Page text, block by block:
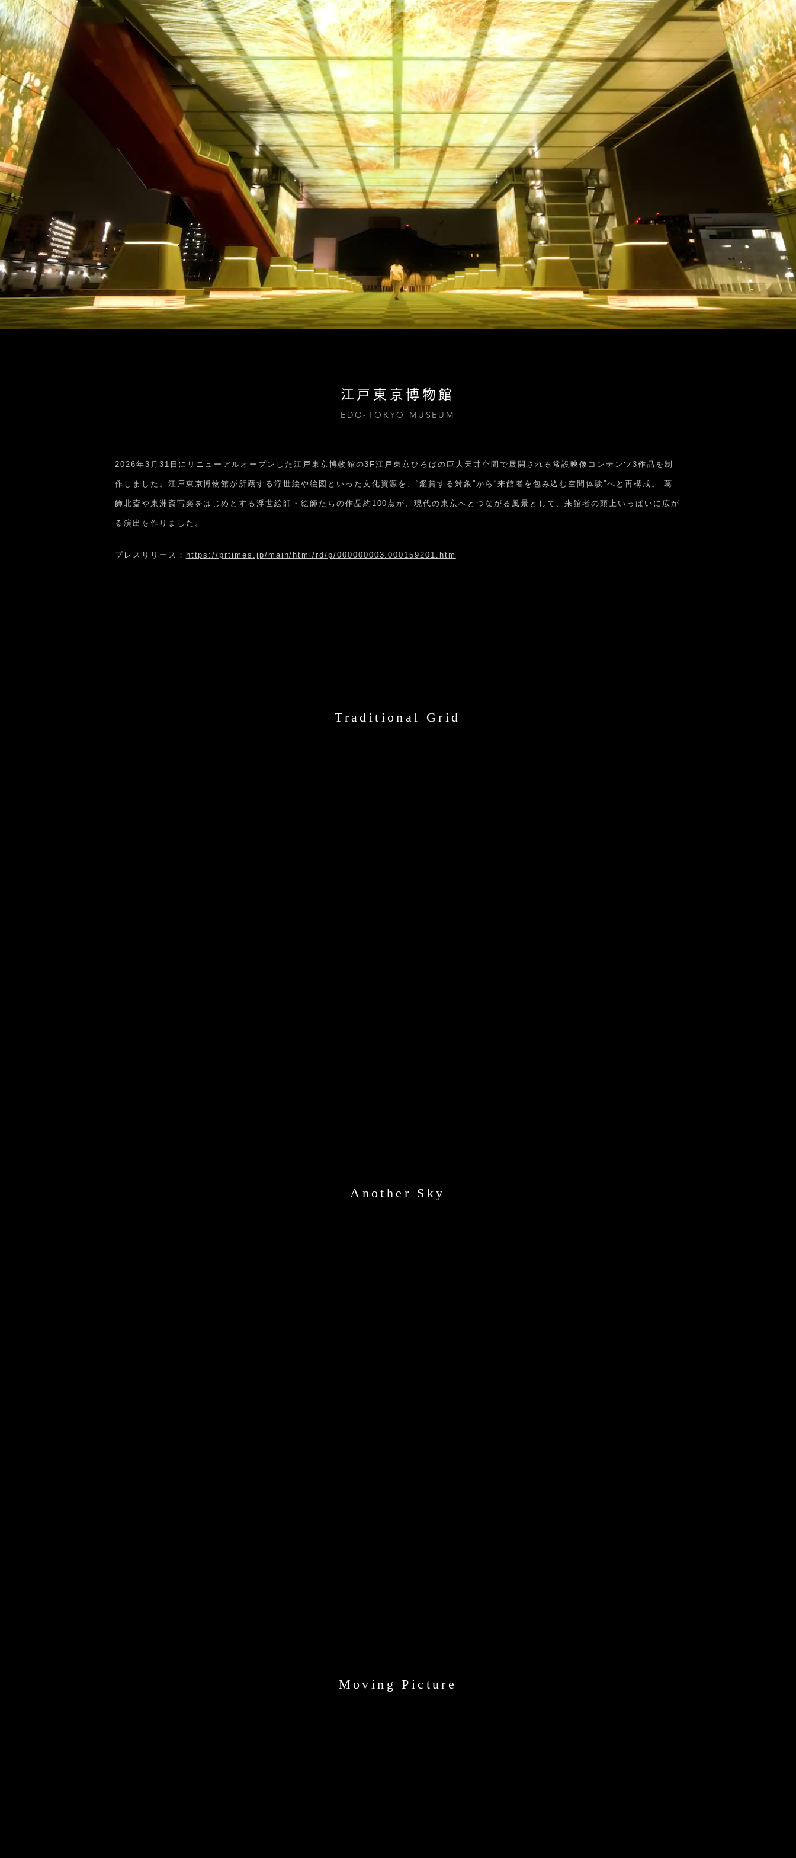
江戸東京博物館
EDO-TOKYO MUSEUM
2026年3月31日にリニューアルオープンした江戸東京博物館の3F江戸東京ひろばの巨大天井空間で展開される常設映像コンテンツ3作品を制
作しました。江戸東京博物館が所蔵する浮世絵や絵図といった文化資源を、“鑑賞する対象”から“来館者を包み込む空間体験”へと再構成。 葛
飾北斎や東洲斎写楽をはじめとする浮世絵師・絵師たちの作品約100点が、現代の東京へとつながる風景として、来館者の頭上いっぱいに広が
る演出を作りました。
​プレスリリース： https://prtimes.jp/main/html/rd/p/000000003.000159201.htm
Traditional Grid
Another Sky
Moving Picture